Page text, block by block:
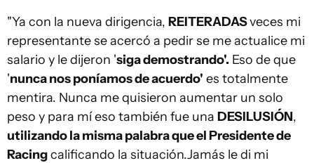
"Ya con la nueva dirigencia, REITERADASveces mi
representante se acercó a pedir se me actualice mi
salario y le dijeron 'siga demostrando'. Eso de que
'nunca nos poníamos de acuerdo' es totalmente
mentira. Nunca me quisieron aumentar un solo
peso y para mí eso también fue una DESILUSIÓN,
utilizando la misma palabra que el Presidente de
Racingcalificando la situación.Jamás le di mi